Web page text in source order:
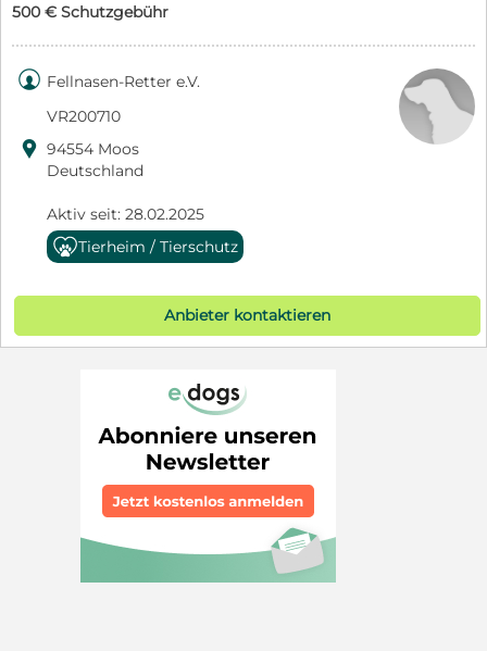
500 € Schutzgebühr
 Fellnasen-Retter e.V.
VR200710
 94554 Moos
Deutschland
Aktiv seit: 28.02.2025
Tierheim / Tierschutz
Anbieter kontaktieren